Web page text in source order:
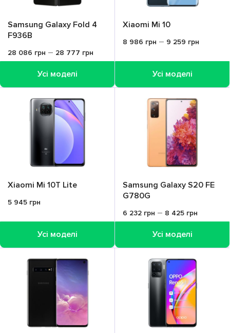
Samsung Galaxy Fold 4
F936B
28 086 грн – 28 777 грн
Усі моделі
Xiaomi Mi 10
8 986 грн – 9 259 грн
Усі моделі
Xiaomi Mi 10T Lite
5 945 грн
Усі моделі
Samsung Galaxy S20 FE
G780G
6 232 грн – 8 425 грн
Усі моделі